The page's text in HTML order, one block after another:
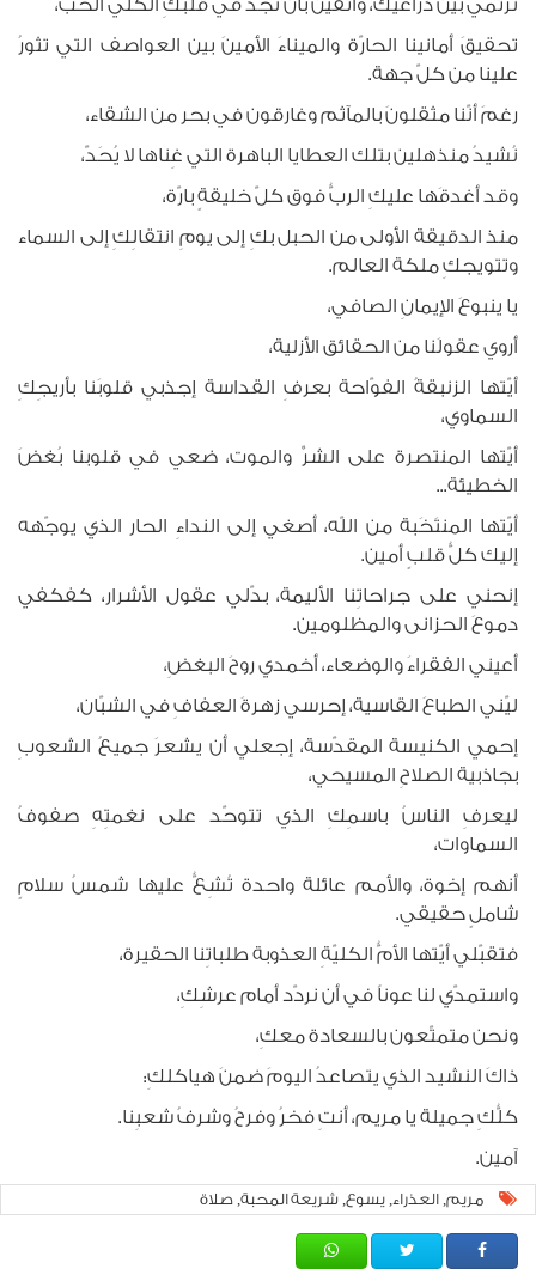
نرتمي بين ذراعيك، واثقين بأنْ نجد في قلبكِ الكلي الحب،
تحقيقَ أمانينا الحارّة والميناءَ الأمينَ بين العواصف التي تثورُ
علينا من كلّ جهة.
رغمَ أنّنا مثقلونَ بالمآثم وغارقون في بحر من الشقاء،
نُشيدُ منذهلين بتلك العطايا الباهرة التي غِناها لا يُحَدّ،
وقد أغدقَها عليكِ الربُّ فوق كلّ خليقةٍ بارّة،
منذ الدقيقة الأولى من الحبل بكِ إلى يومِ انتقالِكِ إلى السماء
وتتويجكِ ملكة العالم.
يا ينبوعَ الإيمانِ الصافي،
أَروي عقولَنا من الحقائق الأزلية،
أيّتها الزنبقةُ الفوّاحة بعرفِ القداسة إجذبي قلوبَنا بأريجِكِ
السماوي،
أيّتها المنتصرة على الشرِّ والموت، ضعي في قلوبنا بُغضَ
الخطيئة...
أيّتها المنتَخَبة من اللّه، أصغي إلى النداءِ الحار الذي يوجّهه
إليك كلُّ قلبٍ أمين.
إنحني على جراحاتِنا الأليمة، بدّلي عقول الأشرار، كفكفي
دموعَ الحزانى والمظلومين.
أعيني الفقراءَ والوضعاء، أخمدي روحَ البغضِ،
ليّني الطباعَ القاسية، إحرسي زهرةَ العفافِ في الشبّان،
إحمي الكنيسة المقدّسة، إجعلي أن يشعرَ جميعُ الشعوبِ
بجاذبية الصلاحِ المسيحي،
ليعرفِ الناسُ باسمِكِ الذي تتوحّد على نغمتِهِ صفوفُ
السماوات،
أنهم إخوة، والأمم عائلة واحدة تُشِعُّ عليها شمسُ سلامٍ
شاملٍ حقيقي.
فتقبّلي أيّتها الأمُّ الكليّةِ العذوبة طلباتِنا الحقيرة،
واستمدّي لنا عوناً في أن نردّد أمام عرشِكِ،
ونحن متمتّعون بالسعادة معكِ،
ذاكَ النشيد الذي يتصاعدُ اليومَ ضمنَ هياكلكِ:
كلُّكِ جميلة يا مريم، أنتِ فخرُ وفرحُ وشرفُ شعبِنا.
آمين.
مريم, العذراء, يسوع, شريعة المحبة, صلاة